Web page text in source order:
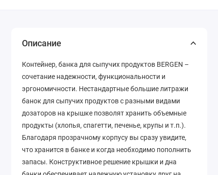
Описание
Контейнер, банка для сыпучих продуктов BERGEN –
сочетание надежности, функциональности и
эргономичности. Нестандартные большие литражи
банок для сыпучих продуктов с разными видами
дозаторов на крышке позволят хранить объемные
продукты (хлопья, спагетти, печенье, крупы и т.п.).
Благодаря прозрачному корпусу вы сразу увидите,
что хранится в банке и когда необходимо пополнить
запасы. Конструктивное решение крышки и дна